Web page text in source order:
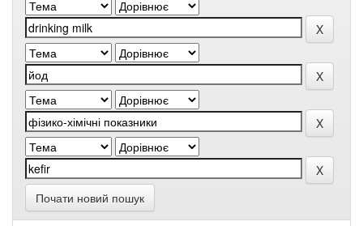
Почати новий пошук